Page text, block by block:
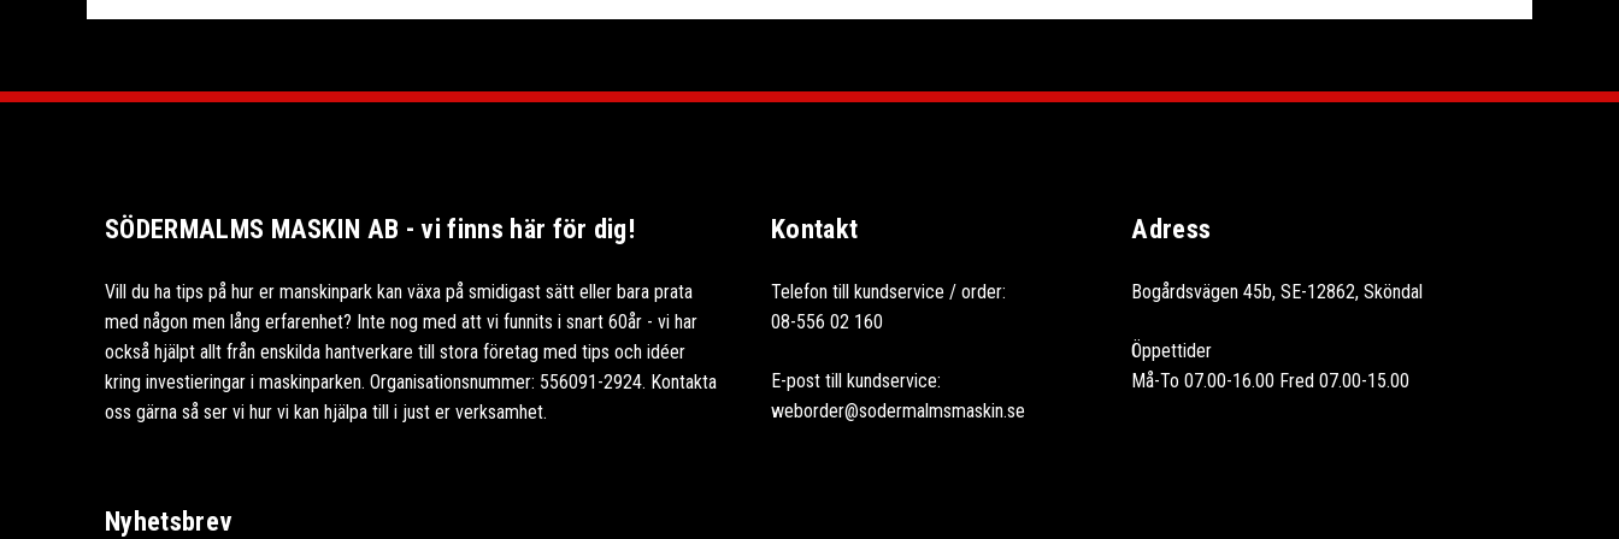
SÖDERMALMS MASKIN AB - vi finns här för dig!
Vill du ha tips på hur er manskinpark kan växa på smidigast sätt eller bara prata
med någon men lång erfarenhet? Inte nog med att vi funnits i snart 60år - vi har
också hjälpt allt från enskilda hantverkare till stora företag med tips och idéer
kring investieringar i maskinparken. Organisationsnummer: 556091-2924. Kontakta
oss gärna så ser vi hur vi kan hjälpa till i just er verksamhet.
Kontakt
Telefon till kundservice / order:
08-556 02 160
E-post till kundservice:
weborder@sodermalmsmaskin.se
Adress
Bogårdsvägen 45b, SE-12862, Sköndal
Öppettider
Må-To 07.00-16.00 Fred 07.00-15.00
Nyhetsbrev